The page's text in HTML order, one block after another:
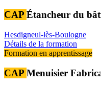
CAP Étancheur du
Hesdigneul-lès-Boulogne
Détails de la formation
Formation en apprentissage
CAP Menuisier